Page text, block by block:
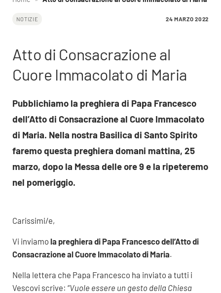
NOTIZIE 24 MARZO 2022
Atto di Consacrazione al
Cuore Immacolato di Maria
Pubblichiamo la preghiera di Papa Francesco
dell’Atto di Consacrazione al Cuore Immacolato
di Maria. Nella nostra Basilica di Santo Spirito
faremo questa preghiera domani mattina, 25
marzo, dopo la Messa delle ore 9 e la ripeteremo
nel pomeriggio.
Carissimi/e,
Vi inviamo la preghiera di Papa Francesco dell’Atto di
Consacrazione al Cuore Immacolato di Maria.
Nella lettera che Papa Francesco ha inviato a tutti i
Vescovi scrive: “Vuole essere un gesto della Chiesa